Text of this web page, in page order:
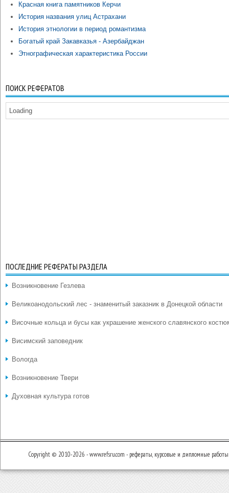
Красная книга памятников Керчи
История названия улиц Астрахани
История этнологии в период романтизма
Богатый край Закавказья - Азербайджан
Этнографическая характеристика России
ПОИСК РЕФЕРАТОВ
Loading
ПОСЛЕДНИЕ РЕФЕРАТЫ РАЗДЕЛА
Возникновение Гезлева
Великоанодольский лес - знаменитый заказник в Донецкой области
Височные кольца и бусы как украшение женского славянского
Висимский заповедник
Вологда
Возникновение Твери
Духовная культура готов
Copyright © 2010-2026 - www.refsru.com - рефераты, курсовые и дипломные работы